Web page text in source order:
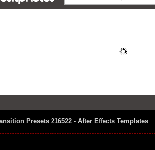
Presets 216522 - After Effects Templates